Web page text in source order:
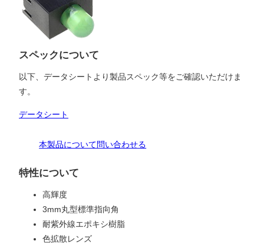
スペックについて
以下、データシートより製品スペック等をご確認いただけま
す。
データシート
本製品について問い合わせる
特性について
高輝度
3mm丸型標準指向角
耐紫外線エポキシ樹脂
色拡散レンズ